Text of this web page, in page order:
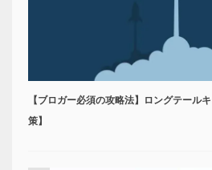
【ブロガー必須の攻略法】ロングテール
策】